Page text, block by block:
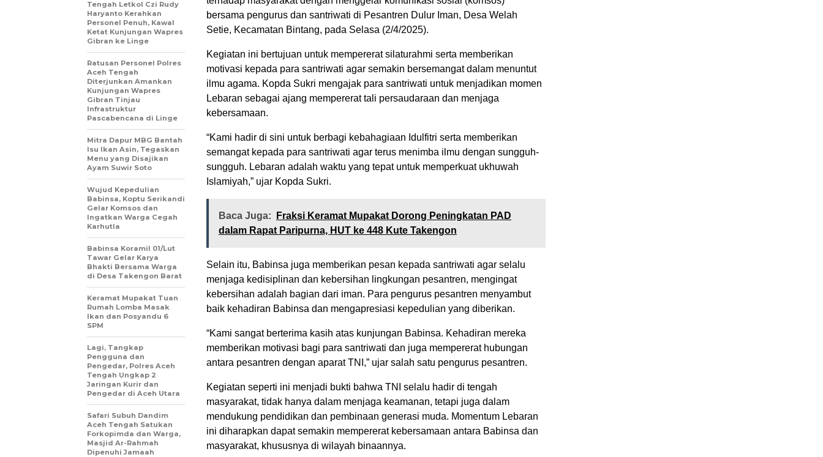
bersama pengurus dan santriwati di Pesantren Dulur Iman, Desa Welah
Setie, Kecamatan Bintang, pada Selasa (2/4/2025).
Kegiatan ini bertujuan untuk mempererat silaturahmi serta memberikan
motivasi kepada para santriwati agar semakin bersemangat dalam menuntut
ilmu agama. Kopda Sukri mengajak para santriwati untuk menjadikan momen
Lebaran sebagai ajang mempererat tali persaudaraan dan menjaga
kebersamaan.
“Kami hadir di sini untuk berbagi kebahagiaan Idulfitri serta memberikan
semangat kepada para santriwati agar terus menimba ilmu dengan sungguh-
sungguh. Lebaran adalah waktu yang tepat untuk memperkuat ukhuwah
Islamiyah,” ujar Kopda Sukri.
Baca Juga:
Fraksi Keramat Mupakat Dorong Peningkatan PAD
dalam Rapat Paripurna, HUT ke 448 Kute Takengon
Selain itu, Babinsa juga memberikan pesan kepada santriwati agar selalu
menjaga kedisiplinan dan kebersihan lingkungan pesantren, mengingat
kebersihan adalah bagian dari iman. Para pengurus pesantren menyambut
baik kehadiran Babinsa dan mengapresiasi kepedulian yang diberikan.
“Kami sangat berterima kasih atas kunjungan Babinsa. Kehadiran mereka
memberikan motivasi bagi para santriwati dan juga mempererat hubungan
antara pesantren dengan aparat TNI,” ujar salah satu pengurus pesantren.
Kegiatan seperti ini menjadi bukti bahwa TNI selalu hadir di tengah
masyarakat, tidak hanya dalam menjaga keamanan, tetapi juga dalam
mendukung pendidikan dan pembinaan generasi muda. Momentum Lebaran
ini diharapkan dapat semakin mempererat kebersamaan antara Babinsa dan
masyarakat, khususnya di wilayah binaannya.
Tengah Letkol Czi Rudy
Haryanto Kerahkan
Personel Penuh, Kawal
Ketat Kunjungan Wapres
Gibran ke Linge
Ratusan Personel Polres
Aceh Tengah
Diterjunkan Amankan
Kunjungan Wapres
Gibran Tinjau
Infrastruktur
Pascabencana di Linge
‎Mitra Dapur MBG Bantah
Isu Ikan Asin, Tegaskan
Menu yang Disajikan
Ayam Suwir Soto
‎Wujud Kepedulian
Babinsa, Koptu Serikandi
Gelar Komsos dan
Ingatkan Warga Cegah
Karhutla ‎
‎Babinsa Koramil 01/Lut
Tawar Gelar Karya
Bhakti Bersama Warga
di Desa Takengon Barat
Keramat Mupakat Tuan
Rumah Lomba Masak
Ikan dan Posyandu 6
SPM
Lagi, Tangkap
Pengguna dan
Pengedar, Polres Aceh
Tengah Ungkap 2
Jaringan Kurir dan
Pengedar di Aceh Utara
Safari Subuh Dandim
Aceh Tengah Satukan
Forkopimda dan Warga,
Masjid Ar-Rahmah
Dipenuhi Jamaah